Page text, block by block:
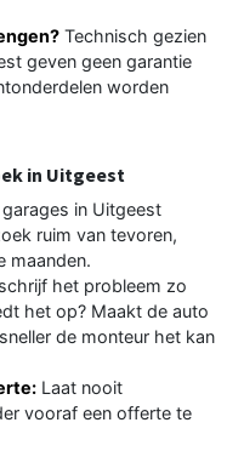
Technisch gezien
geven geen garantie
worden
in Uitgeest
in Uitgeest
ruim van tevoren,
maanden.
het probleem zo
het op? Maakt de auto
de monteur het kan
Laat nooit
vooraf een offerte te